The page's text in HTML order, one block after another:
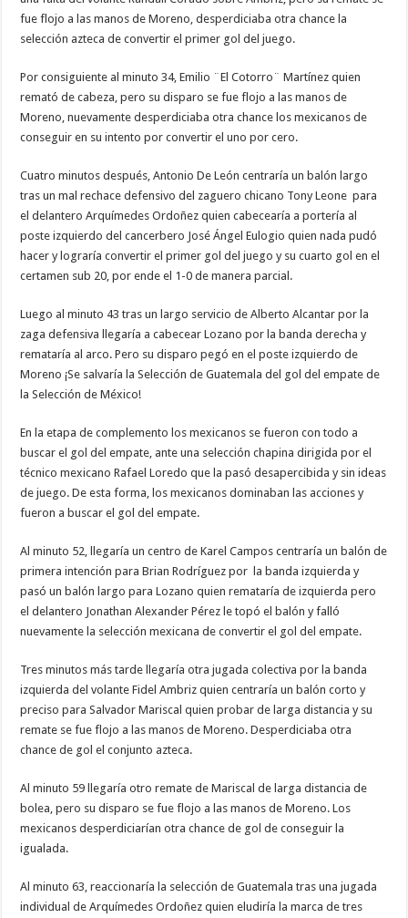
fue flojo a las manos de Moreno, desperdiciaba otra chance la
selección azteca de convertir el primer gol del juego.
Por consiguiente al minuto 34, Emilio ¨El Cotorro¨ Martínez quien
remató de cabeza, pero su disparo se fue flojo a las manos de
Moreno, nuevamente desperdiciaba otra chance los mexicanos de
conseguir en su intento por convertir el uno por cero.
Cuatro minutos después, Antonio De León centraría un balón largo
tras un mal rechace defensivo del zaguero chicano Tony Leone para
el delantero Arquímedes Ordoñez quien cabecearía a portería al
poste izquierdo del cancerbero José Ángel Eulogio quien nada pudó
hacer y lograría convertir el primer gol del juego y su cuarto gol en el
certamen sub 20, por ende el 1-0 de manera parcial.
Luego al minuto 43 tras un largo servicio de Alberto Alcantar por la
zaga defensiva llegaría a cabecear Lozano por la banda derecha y
remataría al arco. Pero su disparo pegó en el poste izquierdo de
Moreno ¡Se salvaría la Selección de Guatemala del gol del empate de
la Selección de México!
En la etapa de complemento los mexicanos se fueron con todo a
buscar el gol del empate, ante una selección chapina dirigida por el
técnico mexicano Rafael Loredo que la pasó desapercibida y sin ideas
de juego. De esta forma, los mexicanos dominaban las acciones y
fueron a buscar el gol del empate.
Al minuto 52, llegaría un centro de Karel Campos centraría un balón de
primera intención para Brian Rodríguez por la banda izquierda y
pasó un balón largo para Lozano quien remataría de izquierda pero
el delantero Jonathan Alexander Pérez le topó el balón y falló
nuevamente la selección mexicana de convertir el gol del empate.
Tres minutos más tarde llegaría otra jugada colectiva por la banda
izquierda del volante Fidel Ambriz quien centraría un balón corto y
preciso para Salvador Mariscal quien probar de larga distancia y su
remate se fue flojo a las manos de Moreno. Desperdiciaba otra
chance de gol el conjunto azteca.
Al minuto 59 llegaría otro remate de Mariscal de larga distancia de
bolea, pero su disparo se fue flojo a las manos de Moreno. Los
mexicanos desperdiciarían otra chance de gol de conseguir la
igualada.
Al minuto 63, reaccionaría la selección de Guatemala tras una jugada
individual de Arquímedes Ordoñez quien eludiría la marca de tres